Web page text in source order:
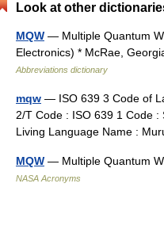
Look at other
MQW — Multiple Quantum
Electronics) * McRae,
Abbreviations dictionary
mqw — ISO 639 3 Code of
2/T Code : ISO 639 1 Code
Living Language Name :
MQW — Multiple Quantum
NASA Acronyms